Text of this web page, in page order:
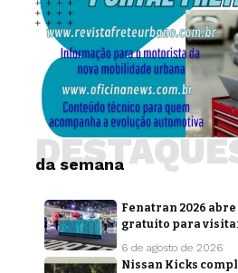
da semana
Fenatran 2026
gratuito para
6 de agosto de 2026
Nissan Kicks